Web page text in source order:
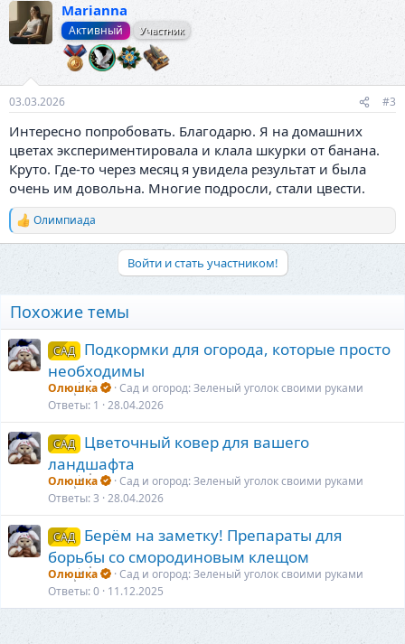
ц
и
Marianna
Активный Участник
03.03.2026 #3
Интересно попробовать. Благодарю. Я на домашних
цветах экспериментировала и клала шкурки от банана.
Круто. Где-то через месяц я увидела результат и была
очень им довольна. Многие подросли, стали цвести.
Р
е
и
и
:
Олимпиада
Войти и стать участником!
Похожие темы
САД
Пoдкopмки для oгopoдa, кoтopыe пpocтo
нeoбxoдимы
Олюшка
Сад и огород: Зеленый уголок своими руками
Ответы 1 28.04.2026
САД
Цвeтoчный ковeр для вашего
ландшафта
Олюшка
Сад и огород: Зеленый уголок своими руками
Ответы 3 28.04.2026
САД
Берём на заметку! Препараты для
борьбы со смородиновым клещом
Олюшка
Сад и огород: Зеленый уголок своими руками
Ответы 0 11.12.2025